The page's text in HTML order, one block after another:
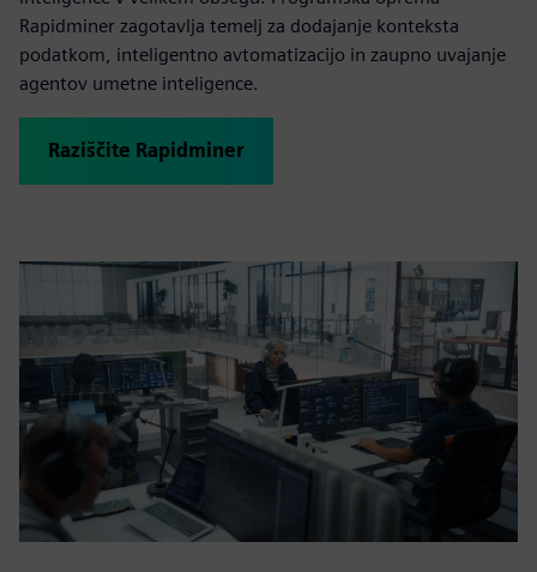
Rapidminer zagotavlja temelj za dodajanje konteksta
podatkom, inteligentno avtomatizacijo in zaupno uvajanje
agentov umetne inteligence.
Raziščite Rapidminer